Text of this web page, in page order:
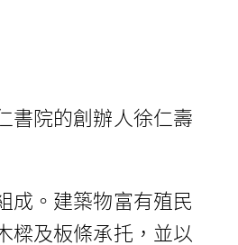
書院的創辦人徐仁壽
成。建築物富有殖民
樑及板條承托，並以